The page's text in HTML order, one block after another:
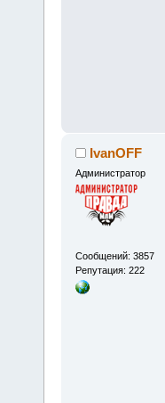
IvanOFF
Администратор
Сообщений: 3857
Репутация: 222